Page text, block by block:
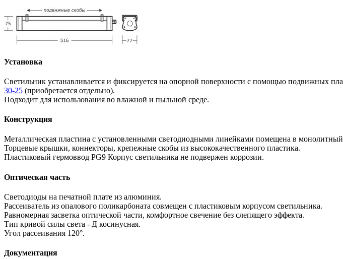
Установка
Светильник устанавливается и фиксируется на опорной поверхности с помощью подвижных
30-25 (приобретается отдельно).
Подходит для использования во влажной и пыльной среде.
Конструкция
Металлическая пластина с установленными светодиодными линейками помещена в
Торцевые крышки, коннекторы, крепежные скобы из высококачественного пластика.
Пластиковый гермоввод PG9 Корпус светильника не подвержен коррозии.
Оптическая часть
Светодиоды на печатной плате из алюминия.
Рассеиватель из опалового поликарбоната совмещен с пластиковым корпусом светильника.
Равномерная засветка оптической части, комфортное свечение без слепящего эффекта.
Тип кривой силы света - Д косинусная.
Угол рассеивания 120°.
Документация